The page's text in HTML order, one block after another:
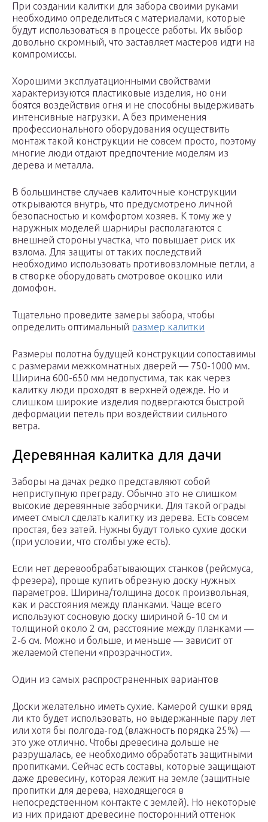
При создании калитки для забора своими руками
необходимо определиться с материалами, которые
будут использоваться в процессе работы. Их выбор
довольно скромный, что заставляет мастеров идти на
компромиссы.
Хорошими эксплуатационными свойствами
характеризуются пластиковые изделия, но они
боятся воздействия огня и не способны выдерживать
интенсивные нагрузки. А без применения
профессионального оборудования осуществить
монтаж такой конструкции не совсем просто, поэтому
многие люди отдают предпочтение моделям из
дерева и металла.
В большинстве случаев калиточные конструкции
открываются внутрь, что предусмотрено личной
безопасностью и комфортом хозяев. К тому же у
наружных моделей шарниры располагаются с
внешней стороны участка, что повышает риск их
взлома. Для защиты от таких последствий
необходимо использовать противовзломные петли, а
в створке оборудовать смотровое окошко или
домофон.
Тщательно проведите замеры забора, чтобы
определить оптимальный размер калитки
Размеры полотна будущей конструкции сопоставимы
с размерами межкомнатных дверей — 750-1000 мм.
Ширина 600-650 мм недопустима, так как через
калитку люди проходят в верхней одежде. Но и
слишком широкие изделия подвергаются быстрой
деформации петель при воздействии сильного
ветра.
Деревянная калитка для дачи
Заборы на дачах редко представляют собой
неприступную преграду. Обычно это не слишком
высокие деревянные заборчики. Для такой ограды
имеет смысл сделать калитку из дерева. Есть совсем
простая, без затей. Нужны будут только сухие доски
(при условии, что столбы уже есть).
Если нет деревообрабатывающих станков (рейсмуса,
фрезера), проще купить обрезную доску нужных
параметров. Ширина/толщина досок произвольная,
как и расстояния между планками. Чаще всего
используют сосновую доску шириной 6-10 см и
толщиной около 2 см, расстояние между планками —
2-6 см. Можно и больше, и меньше — зависит от
желаемой степени «прозрачности».
Один из самых распространенных вариантов
Доски желательно иметь сухие. Камерой сушки вряд
ли кто будет использовать, но выдержанные пару лет
или хотя бы полгода-год (влажность порядка 25%) —
это уже отлично. Чтобы древесина дольше не
разрушалась, ее необходимо обработать защитными
пропитками. Сейчас есть составы, которые защищают
даже древесину, которая лежит на земле (защитные
пропитки для дерева, находящегося в
непосредственном контакте с землей). Но некоторые
из них придают древесине посторонний оттенок